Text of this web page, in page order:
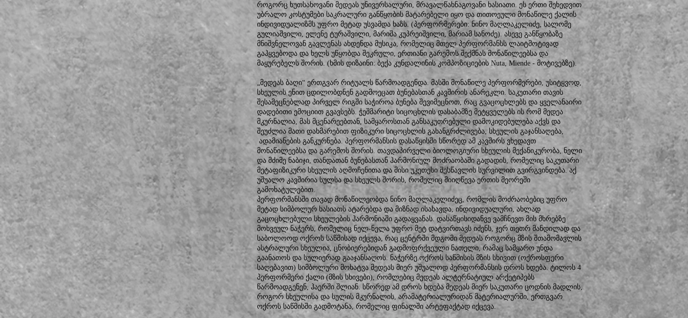
როგორც ხუთსახოვანი მედეას უნივერსალური, მრავალწახნაგოვანი ხასიათი. ეს ერთი შეხედვით
უბრალო კოსტუმები საკრალური განწყობის მატარებელი იყო და თითოეული მონაწილე ქალის
ინდივიდუალიზმს უფრო მეტად უსვამდა ხაზს. (პერფორმერები: ნინო მაღლაკელიძე, სალომე
გულიაშვილი, ელენე ტურაშვილი, მარიშა კუპრეიშვილი, მარიამ სანოძე). ასევე განწყობაზე
მნიშვნელოვან გავლენას ახდენდა მუსიკა, რომელიც მთელ პერფორმანსს ლაიტმოტივად
გაჰყვებოდა და ხელს უწყობდა შეკრული, ერთიანი გარემოს შექმნას მონაწილეებსა და
მაყურებელს შორის. (ხმის დიზაინი: ბექა კუნდალინის კომპოზიციების Nuta, Miende - მოტივებზე).
„მედეას ბაღი“ ერთგვარ რიტუალს წარმოადგენდა. მასში მონაწილე პერფორმერები, უსიტყვოდ,
სხეულის ენით ცდილობდნენ გადმოეცათ ბუნებასთან კავშირის ანარეკლი. საკუთარი თავის
შესამეცნებლად პირველ რიგში საჭიროა ბუნება შევიმეცნოთ, რაც გვაცოცხლებს და ყველანაირი
დადებითი ემოციით გვავსებს. ჭეშმარიტი სიცოცხლის დასაბამზე მეტყველებს ის რომ მედეა
მკურნალია, მას მცენარეებთან, სამყაროსთან განსაკუთრებული დამოკიდებულება აქვს და
შეუძლია მათი დახმარებით ფიზიკური სიცოცხლის გახანგრძლივება, სხეულის გაჯანსაღება,
ადამიანების განკურნება. პერფორმანსის დასაწყისში სწორედ ამ კავშირს ვხედავთ
მონაწილეებსა და გარემოს შორის. თავდაპირველი ბიოლოგიური სხეულის მექანიკურობა, ნელი
და მძიმე ნაბიჯი, თანდათან ბუნებასთან ჰარმონიულ მოძრაობაში გადადის, რომელიც საკუთარი
მეტაფიზიკური სხეულის აღმოჩენითა და მისი უკეთესი შესწავლის სურვილით გვირგვინდება. აქ
უშუალო კავშირია სულსა და სხეულს შორის, რომელიც მიიღწევა ერთის მეორეში
გამოხატულებით.
პერფორმანსში თავად მონაწილეობდა ნინო მაღლაკელიძეც, რომლის მოძრაობებიც უფრო
მეტად სიმბოლურ ხასიათს ატარებდა და მიზნად ისახავდა, ინდივიდუალური, ახლად
გაცოცხლებული სხეულების ჰარმონიაში გადაყვანას. დასაწყისიდანვე ვამჩნევთ მის მხრებზე
მოხვეულ ნაჭერს, რომელიც ნელ-ნელა უფრო მეტ დატვირთავს იძენს, ჯერ თეთრ მანდილად და
საბოლოოდ ოქროს საწმისად იქცევა, რაც ცენტრში მდგომი მედეას როგორც მზის შთამომავლის
ასტრალური სხეულია, ცნობიერებიდან გადმოფრქვეული ნათელი, რამაც სამყარო უნდა
გაანათოს და სულიერად გააჯანსაღოს. ნაჭერზე ოქროს საწმისის მზის სხივით (ოქროსფერი
საღებავით) სიმბოლური მოხატვა მედეას მიერ უშუალოდ პერფორმანსის დროს ხდება. ტილოს 4
პერფორმერი ქალი (მზის სხივები), რომლებიც მედეას ალტერნატიულ არქეტიპებს
წარმოადგენენ, ჰაერში შლიან. სწორედ ამ დროს ხდება მედეას მიერ საკუთარი ცოდნის მადლის,
როგორ სხეულისა და სულის მკურნალის, არამატერიალურიდან მატერიალურში, ერთგვარ
ოქროს საწმისში გადმოტანა, რომელიც ფინალში არტეფაქტად იქცევა.